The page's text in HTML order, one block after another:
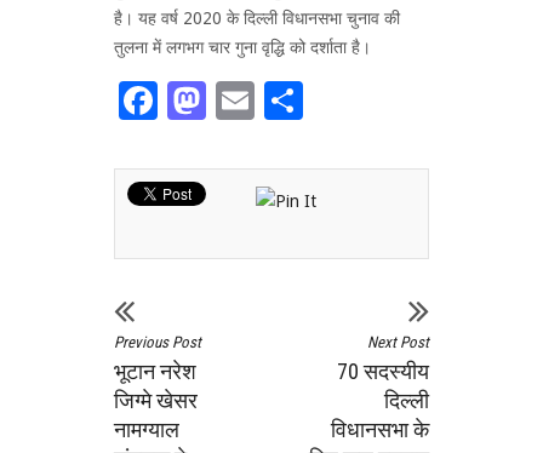
है। यह वर्ष 2020 के दिल्ली विधानसभा चुनाव की
तुलना में लगभग चार गुना वृद्धि को दर्शाता है।
Facebook
Mastodon
Email
Previous Post
भूटान नरेश
जिग्मे खेसर
नामग्याल
Next Post
70 सदस्यीय
दिल्ली
विधानसभा के